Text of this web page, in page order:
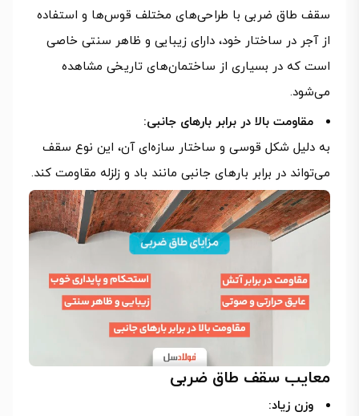
سقف طاق ضربی با طراحی‌های مختلف قوس‌ها و استفاده
از آجر در ساختار خود، دارای زیبایی و ظاهر سنتی خاصی
است که در بسیاری از ساختمان‌های تاریخی مشاهده
می‌شود.
مقاومت بالا در برابر بارهای جانبی:
به دلیل شکل قوسی و ساختار سازه‌ای آن، این نوع سقف
می‌تواند در برابر بارهای جانبی مانند باد و زلزله مقاومت کند.
معایب سقف طاق ضربی
وزن زیاد: